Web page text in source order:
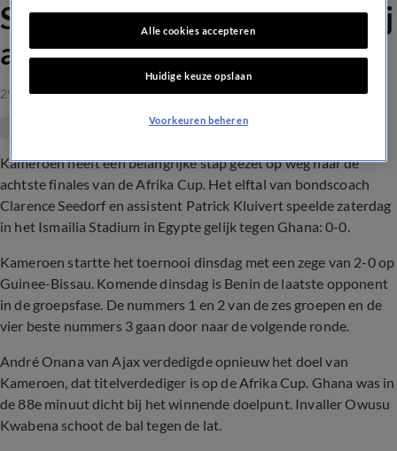
Seedorf na gelijkspel dicht bij
achtste finale
29 juni 2019, 22:55
Kameroen heeft een belangrijke stap gezet op weg naar de
achtste finales van de Afrika Cup. Het elftal van bondscoach
Clarence Seedorf en assistent Patrick Kluivert speelde zaterdag
in het Ismailia Stadium in Egypte gelijk tegen Ghana: 0-0.
Kameroen startte het toernooi dinsdag met een zege van 2-0 op
Guinee-Bissau. Komende dinsdag is Benin de laatste opponent
in de groepsfase. De nummers 1 en 2 van de zes groepen en de
vier beste nummers 3 gaan door naar de volgende ronde.
André Onana van Ajax verdedigde opnieuw het doel van
Kameroen, dat titelverdediger is op de Afrika Cup. Ghana was in
de 88e minuut dicht bij het winnende doelpunt. Invaller Owusu
Kwabena schoot de bal tegen de lat.
Alle cookies accepteren
Huidige keuze opslaan
Voorkeuren beheren